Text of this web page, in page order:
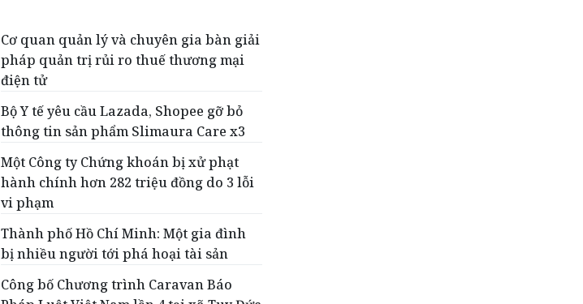
Cơ quan quản lý và chuyên gia bàn giải
pháp quản trị rủi ro thuế thương mại
điện tử
Bộ Y tế yêu cầu Lazada, Shopee gỡ bỏ
thông tin sản phẩm Slimaura Care x3
Một Công ty Chứng khoán bị xử phạt
hành chính hơn 282 triệu đồng do 3 lỗi
vi phạm
Thành phố Hồ Chí Minh: Một gia đình
bị nhiều người tới phá hoại tài sản
Công bố Chương trình Caravan Báo